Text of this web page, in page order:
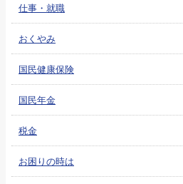
仕事・就職
おくやみ
国民健康保険
国民年金
税金
お困りの時は